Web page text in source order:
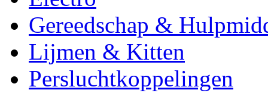
Gereedschap &
Lijmen & Kitten
Persluchtkoppelingen